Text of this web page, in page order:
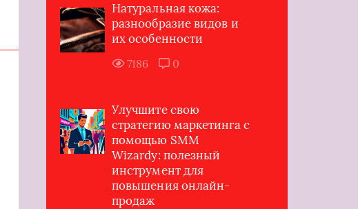
Натуральная кожа:
разнообразие видов и
их особенности
7186 0
Улучшите свою
стратегию маркетинга с
помощью SMM
Wizardy: полезный
инструмент для
повышения онлайн-
продаж